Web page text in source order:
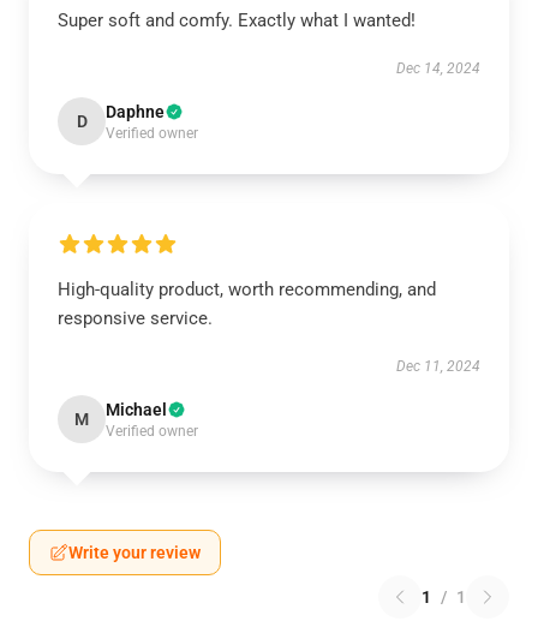
Super soft and comfy. Exactly what I wanted!
Dec 14, 2024
D Daphne
Verified owner
High-quality product, worth recommending, and
responsive service.
Dec 11, 2024
M Michael
Verified owner
Write your review
1 / 1